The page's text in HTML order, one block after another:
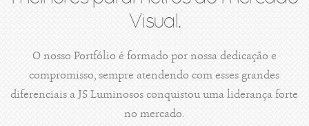
Visual.
O nosso Portfólio é formado por nossa dedicação e
compromisso, sempre atendendo com esses grandes
diferenciais a JS Luminosos conquistou uma liderança forte
no mercado.